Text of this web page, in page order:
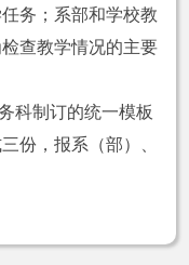
务；系部和学校教
查教学情况的主要
科制订的统一模板
份，报系（部）、